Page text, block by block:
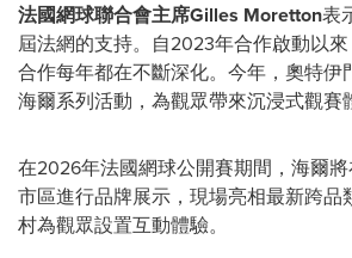
法國網球聯合會主席Gilles Moretton表
屆法網的支持。自2023年合作啟動以
合作每年都在不斷深化。今年，奧特伊
海爾系列活動，為觀眾帶來沉浸式觀賽
在2026年法國網球公開賽期間，海爾
市區進行品牌展示，現場亮相最新跨品
村為觀眾設置互動體驗。